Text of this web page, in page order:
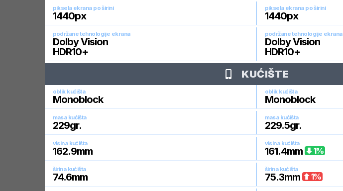
piksela ekrana po širini
1440px
piksela ekrana po širini
1440px
podržane tehnologije ekrana
Dolby Vision
HDR10+
podržane tehnologije ekrana
Dolby Vision
HDR10+
KUĆIŠTE
oblik kućišta
Monoblock
oblik kućišta
Monoblock
masa kućišta
229gr.
masa kućišta
229.5gr.
visina kućišta
162.9mm
visina kućišta
161.4mm 1%
širina kućišta
74.6mm
širina kućišta
75.3mm 1%